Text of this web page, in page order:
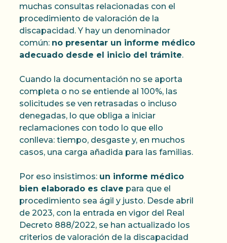
muchas consultas relacionadas con el
procedimiento de valoración de la
discapacidad. Y hay un denominador
común: no presentar un informe médico
adecuado desde el inicio del trámite.
Cuando la documentación no se aporta
completa o no se entiende al 100%, las
solicitudes se ven retrasadas o incluso
denegadas, lo que obliga a iniciar
reclamaciones con todo lo que ello
conlleva: tiempo, desgaste y, en muchos
casos, una carga añadida para las familias.
Por eso insistimos: un informe médico
bien elaborado es clave para que el
procedimiento sea ágil y justo. Desde abril
de 2023, con la entrada en vigor del Real
Decreto 888/2022, se han actualizado los
criterios de valoración de la discapacidad